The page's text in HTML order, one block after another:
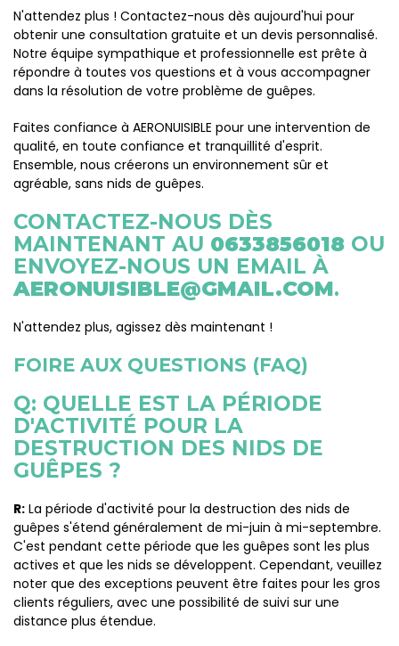
N'attendez plus ! Contactez-nous dès aujourd'hui pour
obtenir une consultation gratuite et un devis personnalisé.
Notre équipe sympathique et professionnelle est prête à
répondre à toutes vos questions et à vous accompagner
dans la résolution de votre problème de guêpes.
Faites confiance à AERONUISIBLE pour une intervention de
qualité, en toute confiance et tranquillité d'esprit.
Ensemble, nous créerons un environnement sûr et
agréable, sans nids de guêpes.
CONTACTEZ-NOUS DÈS
MAINTENANT AU 0633856018 OU
ENVOYEZ-NOUS UN EMAIL À
AERONUISIBLE@GMAIL.COM.
N'attendez plus, agissez dès maintenant !
FOIRE AUX QUESTIONS (FAQ)
Q: QUELLE EST LA PÉRIODE
D'ACTIVITÉ POUR LA
DESTRUCTION DES NIDS DE
GUÊPES ?
R: La période d'activité pour la destruction des nids de
guêpes s'étend généralement de mi-juin à mi-septembre.
C'est pendant cette période que les guêpes sont les plus
actives et que les nids se développent. Cependant, veuillez
noter que des exceptions peuvent être faites pour les gros
clients réguliers, avec une possibilité de suivi sur une
distance plus étendue.